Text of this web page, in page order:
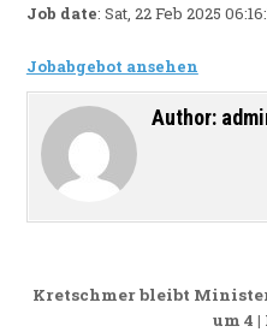
Job date: Sat, 22 Feb 2025
Jobabgebot ansehen
Author:
Kretschmer bleibt
um 4 |